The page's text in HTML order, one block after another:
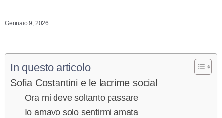
Gennaio 9, 2026
In questo articolo
Sofia Costantini e le lacrime social
Ora mi deve soltanto passare
Io amavo solo sentirmi amata